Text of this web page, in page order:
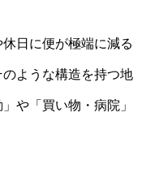
日に便が極端に減る
ような構造を持つ地
や「買い物・病院」